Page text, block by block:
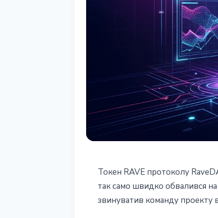
RaveDAO:
92% - ZachXBT
Токен RAVE протоколу
так само швидко обвалився
звинуватив команду